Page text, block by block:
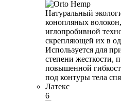
Натуральный
конопляных
иглопробивной
скрепляющей их в
Используется для
степени жесткости,
повышенной
под контуры тела
Латекс
6